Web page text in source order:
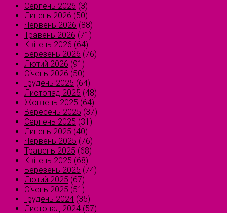
Серпень 2026 (3)
Липень 2026 (50)
Червень 2026 (88)
Травень 2026 (71)
Квітень 2026 (64)
Березень 2026 (76)
Лютий 2026 (91)
Січень 2026 (50)
Грудень 2025 (64)
Листопад 2025 (48)
Жовтень 2025 (64)
Вересень 2025 (37)
Серпень 2025 (31)
Липень 2025 (40)
Червень 2025 (76)
Травень 2025 (68)
Квітень 2025 (68)
Березень 2025 (74)
Лютий 2025 (67)
Січень 2025 (51)
Грудень 2024 (35)
Листопад 2024 (57)